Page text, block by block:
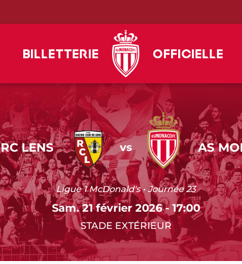
Billetterie Officielle
RC LENS vs AS
Ligue 1 McDonald's • Journée 23
Sam. 21 février 2026 - 17:00
STADE EXTÉRIEUR